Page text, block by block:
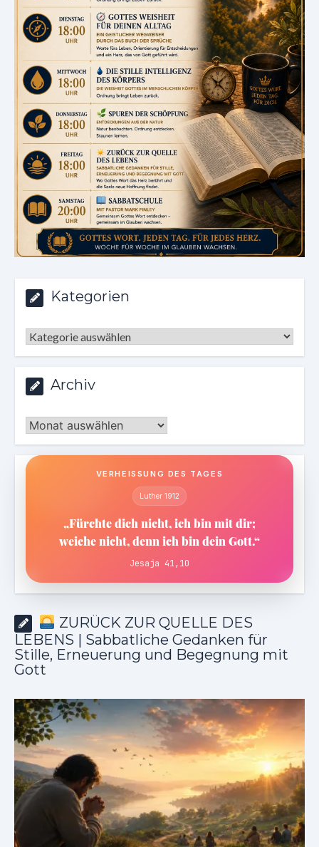
Kategorien
Kategorien
Archiv
Archiv
VERHEISSUNG DES TAGES
Luther 1912
„Fürchte dich nicht, ich bin mit dir;
weiche nicht, denn ich bin dein Gott.“
Jesaja 41,10
ZURÜCK ZUR QUELLE DES
LEBENS | Sabbatliche Gedanken für
Stille, Erneuerung und Begegnung mit
Gott